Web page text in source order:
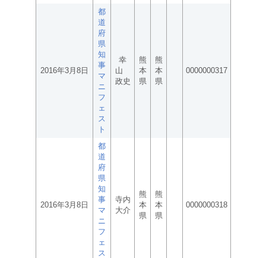
2016年3月8日
都
道
府
県
知
事
マ
ニ
フ
ェ
ス
ト
幸
山
政史
熊
本
県
熊
本
県
0000000317
2016年3月8日
都
道
府
県
知
事
マ
ニ
フ
ェ
ス
寺内
大介
熊
本
県
熊
本
県
0000000318